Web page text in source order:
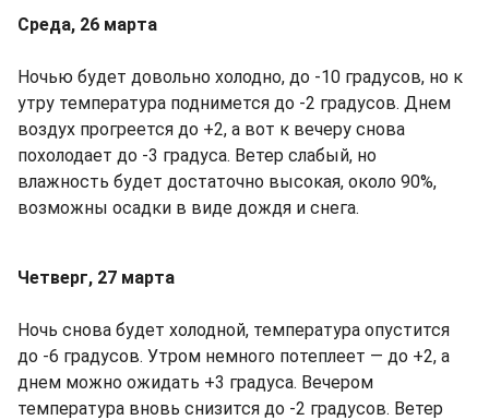
Среда, 26 марта
Ночью будет довольно холодно, до -10 градусов, но к
утру температура поднимется до -2 градусов. Днем
воздух прогреется до +2, а вот к вечеру снова
похолодает до -3 градуса. Ветер слабый, но
влажность будет достаточно высокая, около 90%,
возможны осадки в виде дождя и снега.
Четверг, 27 марта
Ночь снова будет холодной, температура опустится
до -6 градусов. Утром немного потеплеет — до +2, а
днем можно ожидать +3 градуса. Вечером
температура вновь снизится до -2 градусов. Ветер